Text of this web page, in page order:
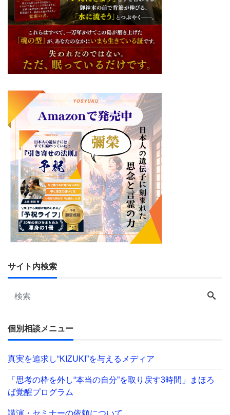
サイト内検索
個別相談メニュー
真実を追求し“KIZUKI”を与えるメディア
「思考の枠を外し“本当の自分”を取り戻す3時間」まほろ
ば覚醒プログラム
講演・セミナーの依頼について